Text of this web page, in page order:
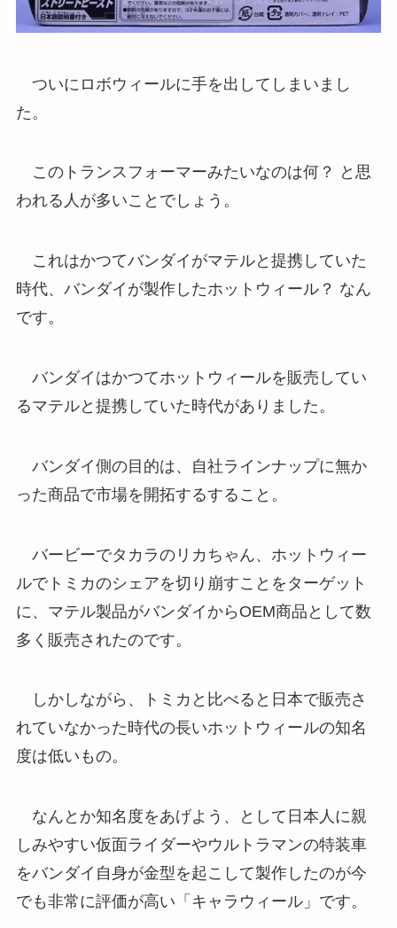
ついにロボウィールに手を出してしまいまし
た。
このトランスフォーマーみたいなのは何？ と思
われる人が多いことでしょう。
これはかつてバンダイがマテルと提携していた
時代、バンダイが製作したホットウィール？ なん
です。
バンダイはかつてホットウィールを販売してい
るマテルと提携していた時代がありました。
バンダイ側の目的は、自社ラインナップに無か
った商品で市場を開拓するすること。
バービーでタカラのリカちゃん、ホットウィー
ルでトミカのシェアを切り崩すことをターゲット
に、マテル製品がバンダイからOEM商品として数
多く販売されたのです。
しかしながら、トミカと比べると日本で販売さ
れていなかった時代の長いホットウィールの知名
度は低いもの。
なんとか知名度をあげよう、として日本人に親
しみやすい仮面ライダーやウルトラマンの特装車
をバンダイ自身が金型を起こして製作したのが今
でも非常に評価が高い「キャラウィール」です。